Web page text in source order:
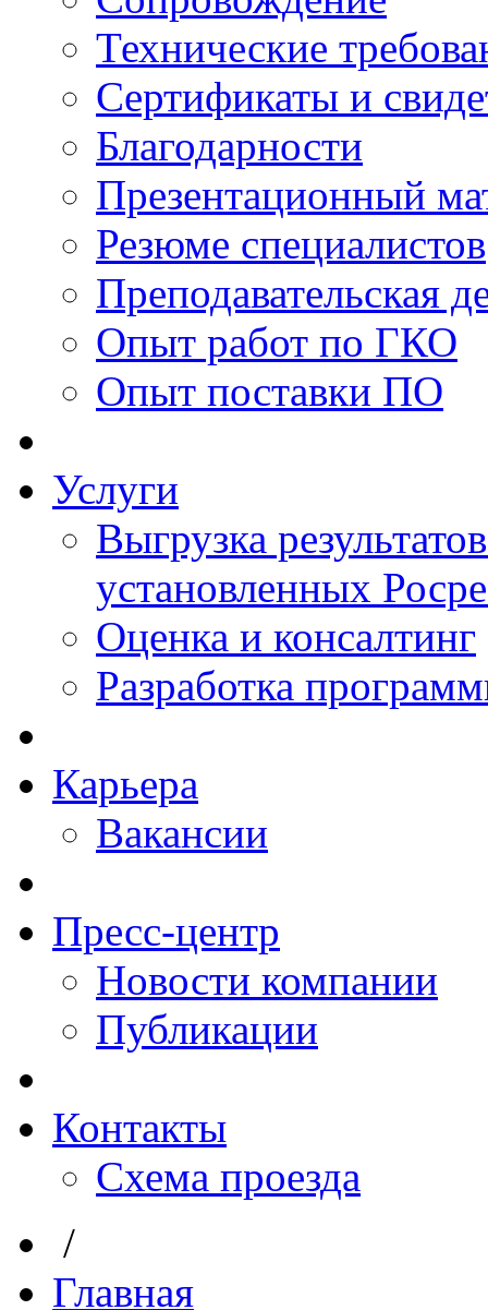
Технические
Сертификаты и
Благодарности
Презентационный
Резюме специалистов
Преподавательская
Опыт работ по ГКО
Опыт поставки ПО
Услуги
Выгрузка
установленных
Оценка и консалтинг
Разработка
Карьера
Вакансии
Пресс-центр
Новости компании
Публикации
Контакты
Схема проезда
/
Главная